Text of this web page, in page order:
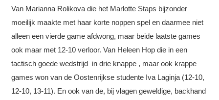
Van Marianna Rolikova die het Marlotte Staps bijzonder
moeilijk maakte met haar korte noppen spel en daarmee niet
alleen een vierde game afdwong, maar beide laatste games
ook maar met 12-10 verloor. Van Heleen Hop die in een
tactisch goede wedstrijd in drie knappe , maar ook krappe
games won van de Oostenrijkse studente Iva Laginja (12-10,
12-10, 13-11). En ook van de, bij vlagen geweldige, backhand